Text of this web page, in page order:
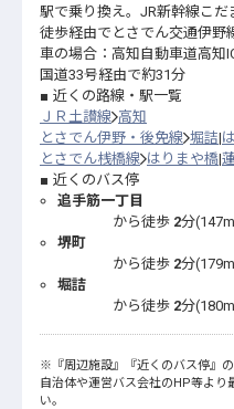
駅で乗り換え。JR新幹線こだ
徒歩経由でとさでん交通伊野
車の場合：高知自動車道高知
国道33号経由で約31分
近くの路線・駅一覧
ＪＲ土讃線 高知
とさでん伊野・後免線 堀詰
とさでん桟橋線 はりまや橋
近くのバス停
追手筋一丁目
から徒歩 2分(147
堺町
から徒歩 2分(179
堀詰
から徒歩 2分(180
※ 『周辺施設』 『近くのバス停』
自治体や運営バス会社のHP等より
い。